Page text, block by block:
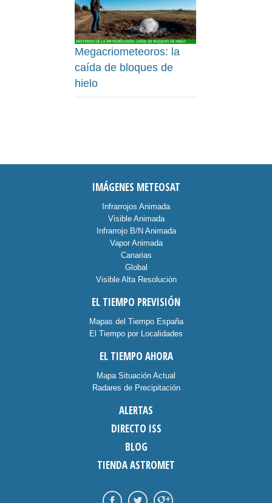
Megacriometeoros: la
caída de bloques de
hielo
IMÁGENES METEOSAT
Infrarrojos Animada
Visible Animada
Infrarrojo B/N Animada
Vapor Animada
Canarias
Global
Visible Alta Resolución
EL TIEMPO PREVISIÓN
Mapas del Tiempo España
El Tiempo por Localidades
EL TIEMPO AHORA
Mapa Situación Actual
Radares de Precipitación
ALERTAS
DIRECTO ISS
BLOG
TIENDA ASTROMET